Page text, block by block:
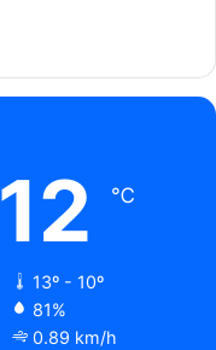
12 ℃
13º - 10º
81%
0.89 km/h